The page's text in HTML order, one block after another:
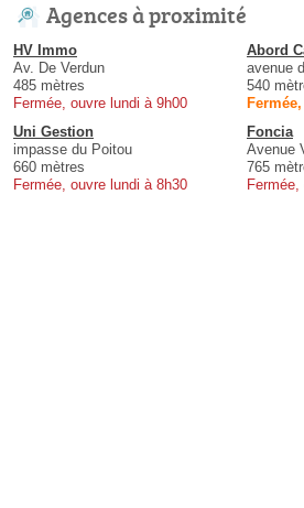
Agences à proximité
HV Immo
Av. De Verdun
485 mètres
Fermée, ouvre lundi à 9h00
Abord
avenue
540
Uni Gestion
impasse du Poitou
660 mètres
Fermée, ouvre lundi à 8h30
Foncia
Avenue
765